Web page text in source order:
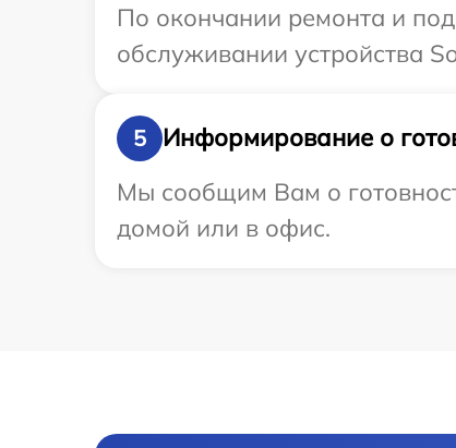
По окончании ремонта и
обслуживании устройства
5
Информирование о
Мы сообщим Вам о
домой или в офис.